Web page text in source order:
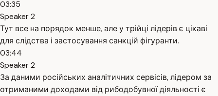
03:35
Speaker 2
Тут все на порядок менше, але у трійці лідерів є цікаві
для слідства і застосування санкцій фігуранти.
03:44
Speaker 2
За даними російських аналітичних сервісів, лідером за
отриманими доходами від рибодобувної діяльності є